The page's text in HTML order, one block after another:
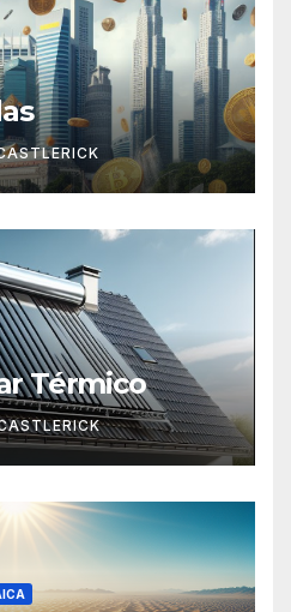
Térmico